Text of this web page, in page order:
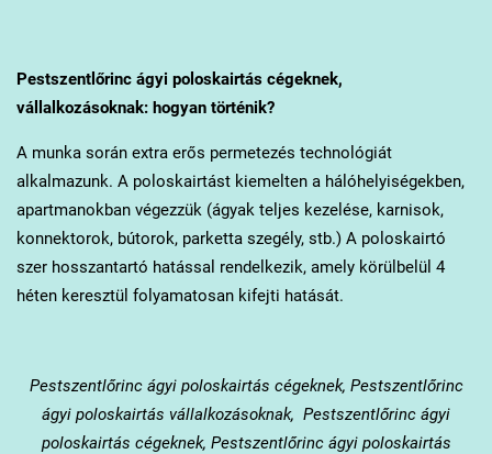
Pestszentlőrincágyi poloskairtás cégeknek,
vállalkozásoknak: hogyan történik?
A munka során extra erős permetezés technológiát
alkalmazunk. A poloskairtást kiemelten a hálóhelyiségekben,
apartmanokban végezzük (ágyak teljes kezelése, karnisok,
konnektorok, bútorok, parketta szegély, stb.) A poloskairtó
szer hosszantartó hatással rendelkezik, amely körülbelül 4
héten keresztül folyamatosan kifejti hatását.
Pestszentlőrincágyi poloskairtás cégeknek, Pestszentlőrinc
ágyi poloskairtás vállalkozásoknak, Pestszentlőrinc ágyi
poloskairtás cégeknek, Pestszentlőrinc ágyi poloskairtás